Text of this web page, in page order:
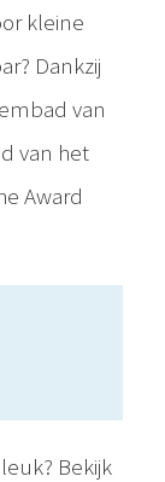
kleine
Dankzij
van
van het
Award
Bekijk